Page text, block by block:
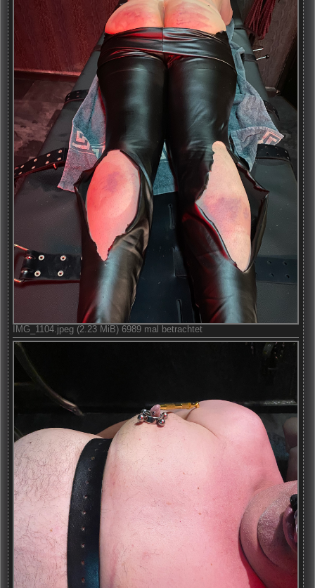
IMG_1104.jpeg (2.23 MiB) 6989 mal betrachtet